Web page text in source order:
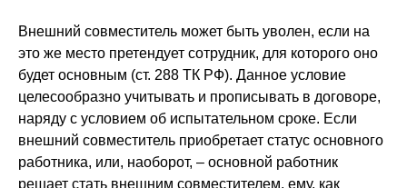
Внешний совместитель может быть уволен, если на
это же место претендует сотрудник, для которого оно
будет основным (ст. 288 ТК РФ). Данное условие
целесообразно учитывать и прописывать в договоре,
наряду с условием об испытательном сроке. Если
внешний совместитель приобретает статус основного
работника, или, наоборот, – основной работник
решает стать внешним совместителем, ему, как